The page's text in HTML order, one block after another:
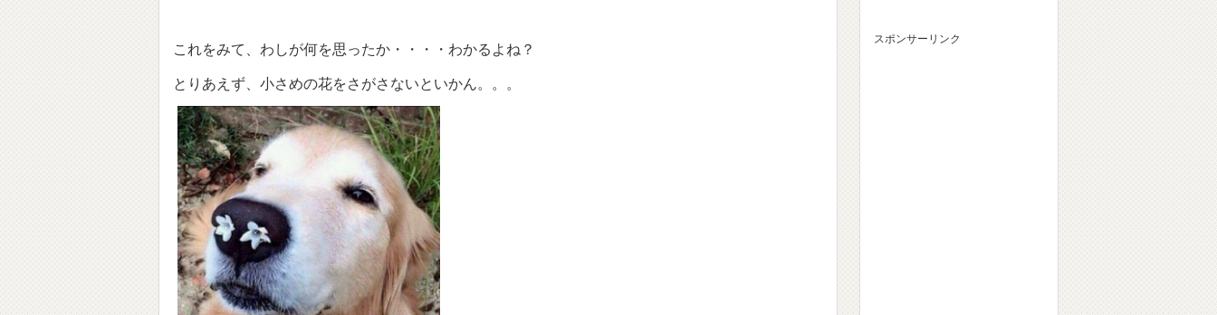
これをみて、わしが何を思ったか・・・・わかるよね？
とりあえず、小さめの花をさがさないといかん。。。
スポンサーリンク